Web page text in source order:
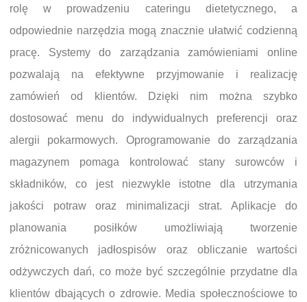
rolę w prowadzeniu cateringu dietetycznego, a
odpowiednie narzędzia mogą znacznie ułatwić codzienną
pracę. Systemy do zarządzania zamówieniami online
pozwalają na efektywne przyjmowanie i realizację
zamówień od klientów. Dzięki nim można szybko
dostosować menu do indywidualnych preferencji oraz
alergii pokarmowych. Oprogramowanie do zarządzania
magazynem pomaga kontrolować stany surowców i
składników, co jest niezwykle istotne dla utrzymania
jakości potraw oraz minimalizacji strat. Aplikacje do
planowania posiłków umożliwiają tworzenie
zróżnicowanych jadłospisów oraz obliczanie wartości
odżywczych dań, co może być szczególnie przydatne dla
klientów dbających o zdrowie. Media społecznościowe to